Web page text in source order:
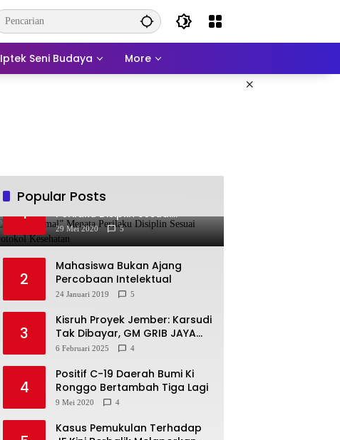
Iptek Seni Budaya More
×
Popular Posts
1
“New Normal” Menata
Perilaku Disiplin Sesuai
Protokol Kesehatan
29 Mei 2020 5
2
Mahasiswa Bukan Ajang
Percobaan Intelektual
24 Januari 2019 5
3
Kisruh Proyek Jember: Karsudi
Tak Dibayar, GM GRIB JAYA
Turun Tangan!
6 Februari 2025 4
4
Positif C-19 Daerah Bumi Ki
Ronggo Bertambah Tiga Lagi
9 Mei 2020 4
Kasus Pemukulan Terhadap